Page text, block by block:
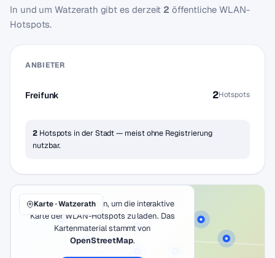
In und um Watzerath gibt es derzeit 2 öffentliche WLAN-
Hotspots.
ANBIETER
Freifunk 2Hotspots
2Hotspots in der Stadt — meist ohne Registrierung
nutzbar.
Klicke auf den Button, um die interaktive
Karte der WLAN-Hotspots zu laden. Das
Kartenmaterial stammt von
OpenStreetMap.
Karte · Watzerath